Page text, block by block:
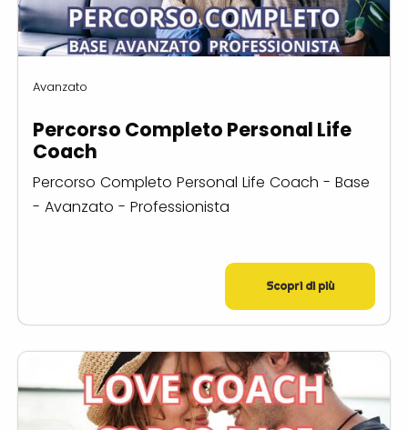
Avanzato
Percorso Completo Personal Life
Coach
Percorso Completo Personal Life Coach - Base
- Avanzato - Professionista
Scopri di più